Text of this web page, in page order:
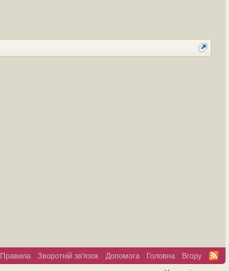
Правила Зворотній зв'язок Допомога Головна
Вгору